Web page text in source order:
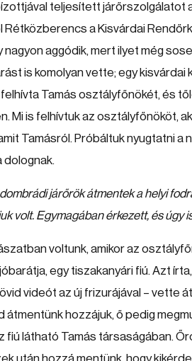
teljesített járőrszolgálatot
a Kisvárdai
nagyon aggódik, mert ilyet még
is komolyan vette; egy
Tamás osztályfőnökét, és
Mi is felhívtuk az osztályfőnököt,
Tamásról. Próbáltuk nyugtatni
dolognak.
járőrök átmentek a helyi
volt. Egymagában érkezett, és úgy
voltunk, amikor az
egy tiszakanyári fiú. Azt
videót az új frizurájával – vette
átmentünk hozzájuk, ő pedig
fiú látható Tamás társaságában.
után hozzá mentünk, hogy